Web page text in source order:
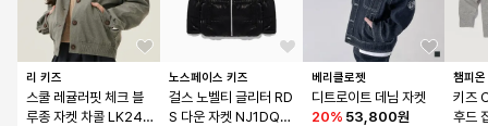
리 키즈
스쿨 레귤러핏 체크 블
루종 자켓 차콜 LK240
노스페이스 키즈
걸스 노벨티 글리터 RD
S 다운 자켓 NJ1DQ59
베리클로젯
디트로이트 데님 자켓
20% 53,800원
챔피
키즈
후드